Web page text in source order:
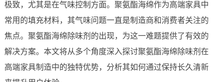
极致，尤其是在气味控制方面。聚氨酯海绵作为高端家具中
常用的填充材料，其气味问题一直是制造商和消费者关注的
焦点。聚氨酯海绵除味剂的出现，为这一难题提供了有效的
解决方案。本文将从多个角度深入探讨聚氨酯海绵除味剂在
高端家具制造中的独特优势，分析其如何通过保持长久清新